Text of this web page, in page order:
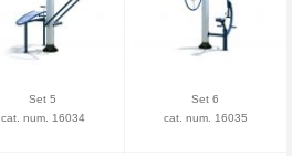
Set 5
cat. num. 16034
Set 6
cat. num. 16035